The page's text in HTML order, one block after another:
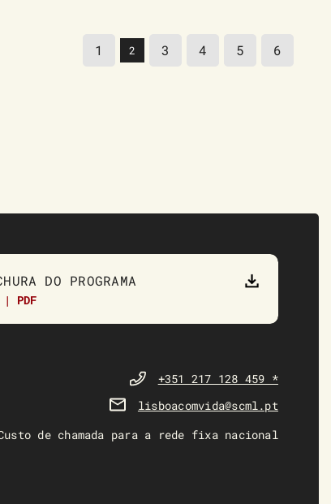
1 2 3 4 5 6
DO PROGRAMA
| PDF
+351 217 128 459 *
lisboacomvida@scml.pt
de chamada para a rede fixa nacional